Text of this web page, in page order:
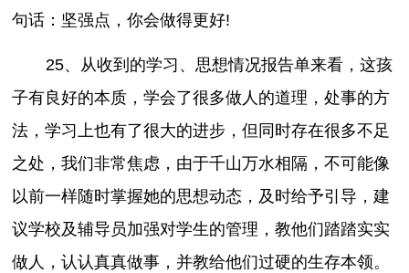
句话：坚强点，你会做得更好!
25、从收到的学习、思想情况报告单来看，这孩
子有良好的本质，学会了很多做人的道理，处事的方
法，学习上也有了很大的进步，但同时存在很多不足
之处，我们非常焦虑，由于千山万水相隔，不可能像
以前一样随时掌握她的思想动态，及时给予引导，建
议学校及辅导员加强对学生的管理，教他们踏踏实实
做人，认认真真做事，并教给他们过硬的生存本领。